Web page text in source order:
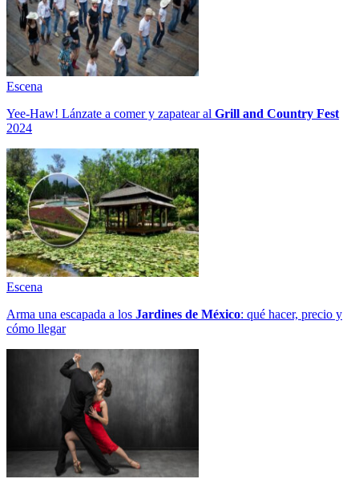
Escena
Yee-Haw! Lánzate a comer y zapatear al Grill and Country Fest
2024
Escena
Arma una escapada a los Jardines de México: qué hacer, precio y
cómo llegar